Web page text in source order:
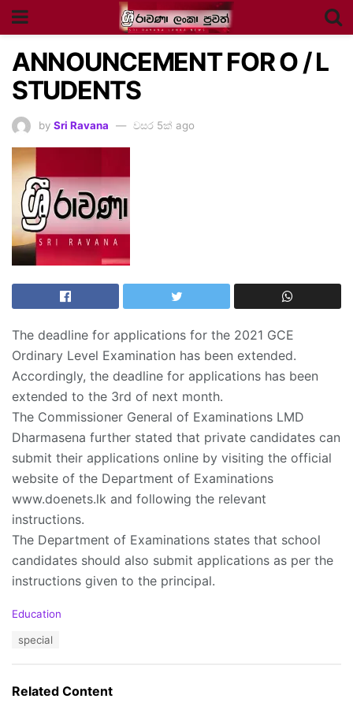
ANNOUNCEMENT FOR O / L
STUDENTS
by Sri Ravana වසර 5ක් ago
The deadline for applications for the 2021 GCE
Ordinary Level Examination has been extended.
Accordingly, the deadline for applications has been
extended to the 3rd of next month.
The Commissioner General of Examinations LMD
Dharmasena further stated that private candidates can
submit their applications online by visiting the official
website of the Department of Examinations
www.doenets.lk and following the relevant
instructions.
The Department of Examinations states that school
candidates should also submit applications as per the
instructions given to the principal.
C
o
r
Education
:
special
Related Content